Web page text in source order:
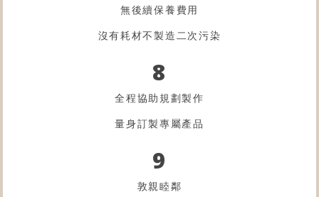
無後續保養費用
沒有耗材不製造二次污染
8
全程協助規劃製作
量身訂製專屬產品
9
敦親睦鄰